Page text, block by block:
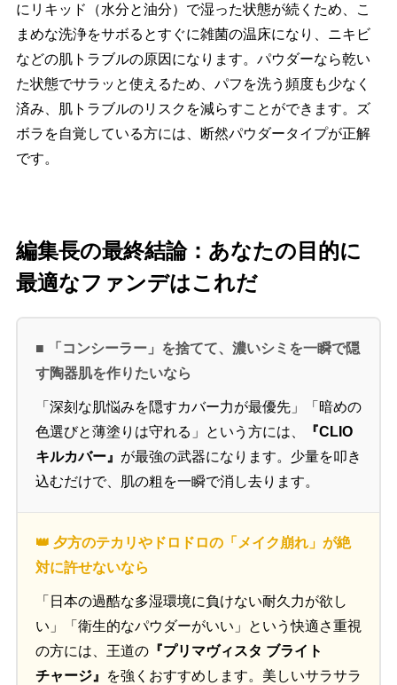
にリキッド（水分と油分）で湿った状態が続くため、こ
まめな洗浄をサボるとすぐに雑菌の温床になり、ニキビ
などの肌トラブルの原因になります。パウダーなら乾い
た状態でサラッと使えるため、パフを洗う頻度も少なく
済み、肌トラブルのリスクを減らすことができます。ズ
ボラを自覚している方には、断然パウダータイプが正解
です。
編集長の最終結論：あなたの目的に
最適なファンデはこれだ
■ 「コンシーラー」を捨てて、濃いシミを一瞬で隠
す陶器肌を作りたいなら
「深刻な肌悩みを隠すカバー力が最優先」「暗めの
色選びと薄塗りは守れる」という方には、
『CLIO
キルカバー』 が最強の武器になります。少量を叩き
込むだけで、肌の粗を一瞬で消し去ります。
👑 夕方のテカリやドロドロの「メイク崩れ」が絶
対に許せないなら
「日本の過酷な多湿環境に負けない耐久力が欲し
い」「衛生的なパウダーがいい」という快適さ重視
の方には、王道の『プリマヴィスタ ブライト
チャージ』
を強くおすすめします。美しいサラサラ